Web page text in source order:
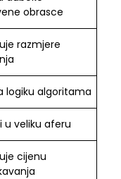
obrasce
razmjere
logiku algoritama
u veliku aferu
cijenu